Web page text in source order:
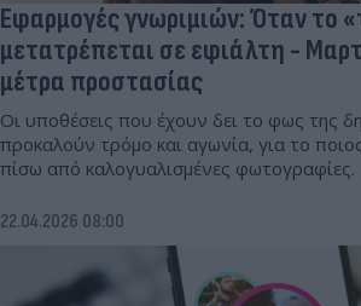
Εφαρμογές γνωριμιών: Όταν το
μετατρέπεται σε εφιάλτη -
μέτρα προστασίας
Οι υποθέσεις που έχουν δει το φως της
προκαλούν τρόμο και αγωνία, για το
πίσω από καλογυαλισμένες φωτογραφίες.
22.04.2026 08:00